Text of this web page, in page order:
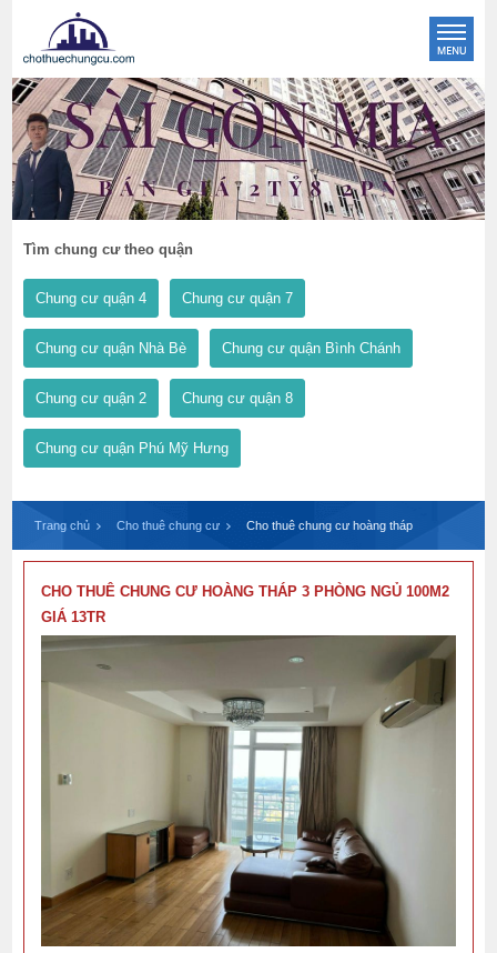
Tìm chung cư theo quận
Chung cư quận 4 Chung cư quận 7
Chung cư quận Nhà Bè Chung cư quận Bình Chánh
Chung cư quận 2 Chung cư quận 8
Chung cư quận Phú Mỹ Hưng
Trang chủ Cho thuê chung cư Cho thuê chung cư hoàng tháp
CHO THUÊ CHUNG CƯ HOÀNG THÁP 3 PHÒNG NGỦ 100M2
GIÁ 13TR